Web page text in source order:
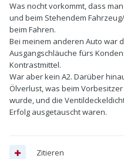
Was nocht vorkommt, dass
und beim Stehendem
beim Fahren.
Bei meinem anderen Auto war
Ausgangschläuche fürs
Kontrastmittel.
War aber kein A2. Darüber
Ölverlust, was beim
wurde, und die
Erfolg ausgetauscht waren.
Zitieren